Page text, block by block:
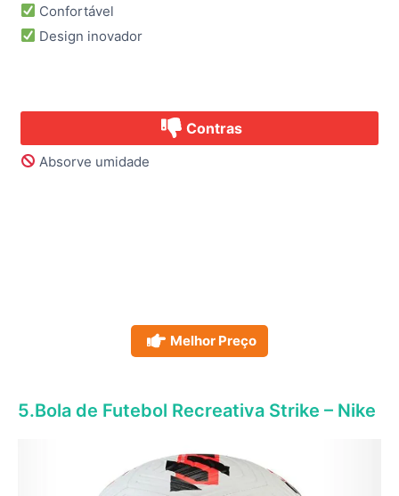
Confortável
Design inovador
Contras
Absorve umidade
Melhor Preço
5.Bola de Futebol Recreativa Strike – Nike